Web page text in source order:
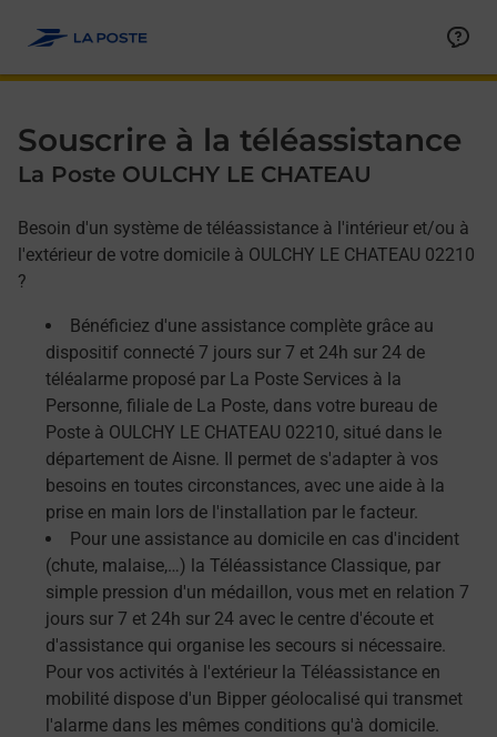
Souscrire à la téléassistance
La Poste OULCHY LE CHATEAU
Besoin d'un système de téléassistance à l'intérieur et/ou à
l'extérieur de votre domicile à OULCHY LE CHATEAU 02210
?
Bénéficiez d'une assistance complète grâce au
dispositif connecté 7 jours sur 7 et 24h sur 24 de
téléalarme proposé par La Poste Services à la
Personne, filiale de La Poste, dans votre bureau de
Poste à OULCHY LE CHATEAU 02210, situé dans le
département de Aisne. Il permet de s'adapter à vos
besoins en toutes circonstances, avec une aide à la
prise en main lors de l'installation par le facteur.
Pour une assistance au domicile en cas d'incident
(chute, malaise,…) la Téléassistance Classique, par
simple pression d'un médaillon, vous met en relation 7
jours sur 7 et 24h sur 24 avec le centre d'écoute et
d'assistance qui organise les secours si nécessaire.
Pour vos activités à l'extérieur la Téléassistance en
mobilité dispose d'un Bipper géolocalisé qui transmet
l'alarme dans les mêmes conditions qu'à domicile.